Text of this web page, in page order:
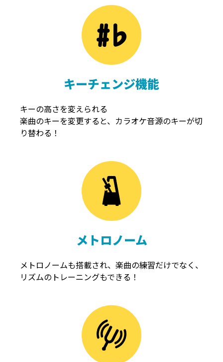
キーチェンジ機能
キーの高さを変えられる
楽曲のキーを変更すると、カラオケ音源のキーが切
り替わる！
メトロノーム
メトロノームも搭載され、楽曲の練習だけでなく、
リズムのトレーニングもできる！